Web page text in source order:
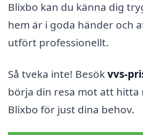
Blixbo kan du känna dig
hem är i goda händer och
utfört professionellt.
Så tveka inte! Besökvvs-
börja din resa mot att hitta
Blixbo för just dina behov.